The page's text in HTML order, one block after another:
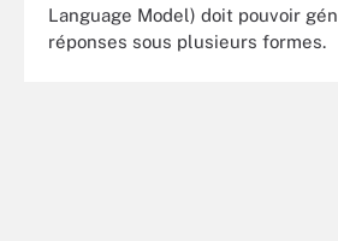
Language Model) doit pouvoir
réponses sous plusieurs formes.